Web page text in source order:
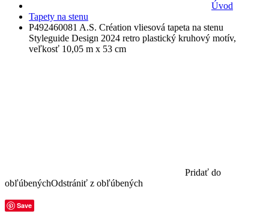
Úvod
Tapety na stenu
P492460081 A.S. Création vliesová tapeta na stenu
Styleguide Design 2024 retro plastický kruhový motív,
veľkosť 10,05 m x 53 cm
Pridať do
obľúbenýchOdstrániť z obľúbených
Save